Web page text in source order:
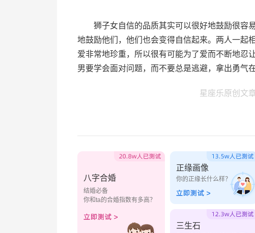
狮子女自信的品质其实可以很好地鼓励很容
地鼓励他们，他们也会变得自信起来。两人一起
爱非常地珍重，所以很有可能为了爱而不断地忍
男要学会面对问题，而不要总是逃避，拿出勇气
星座乐原创文
八字合婚
结婚必备
你和ta的合婚指数有多高？
正缘画像
你的正缘长什么样？
三生石